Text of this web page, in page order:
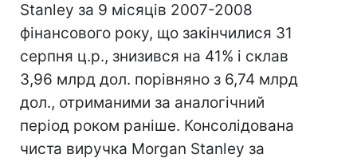
Stanley за 9 місяців 2007-2008
фінансового року, що закінчилися 31
серпня ц.р., знизився на 41% і склав
3,96 млрд дол. порівняно з 6,74 млрд
дол., отриманими за аналогічний
період роком раніше. Консолідована
чиста виручка Morgan Stanley за